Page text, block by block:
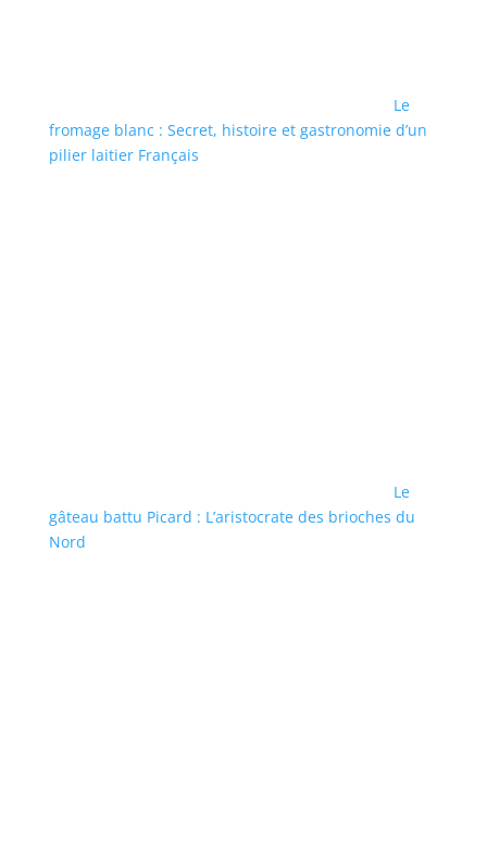
Le
fromage blanc : Secret, histoire et gastronomie d’un
pilier laitier Français
Le
gâteau battu Picard : L’aristocrate des brioches du
Nord